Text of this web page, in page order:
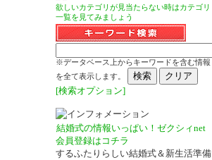
欲しいカテゴリが見当たらない時はカテゴリ
一覧を見てみましょう
※データベース上からキーワードを含む情報
を全て表示します。
[検索オプション]
結婚式の情報いっぱい！ゼクシィnet
会員登録はコチラ
するふたりらしい結婚式＆新生活準備